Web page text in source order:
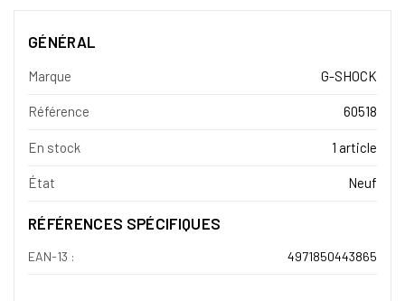
GÉNÉRAL
Marque G-SHOCK
Référence 60518
En stock 1 article
État Neuf
RÉFÉRENCES SPÉCIFIQUES
EAN-13 : 4971850443865